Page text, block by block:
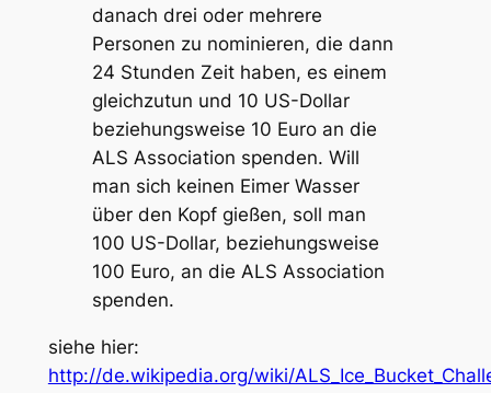
danach drei oder mehrere
Personen zu nominieren, die dann
24 Stunden Zeit haben, es einem
gleichzutun und 10 US-Dollar
beziehungsweise 10 Euro an die
ALS Association spenden. Will
man sich keinen Eimer Wasser
über den Kopf gießen, soll man
100 US-Dollar, beziehungsweise
100 Euro, an die ALS Association
spenden.
siehe hier:
http://de.wikipedia.org/wiki/